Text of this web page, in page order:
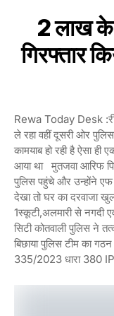
2 लाख के
गिरफ्तार
Rewa Today Desk
ले रहा वहीं दूसरी ओर
कामयाब हो रही है ऐसा
आया था मुतजवा आरिफ पिता
पुलिस पहुंचे और उन्होंने
देखा तो घर का दरवाजा
1स्कूटी,अलमारी से नगदी
सिटी कोतवाली पुलिस ने
बिछाया पुलिस टीम का
335/2023 धारा 380